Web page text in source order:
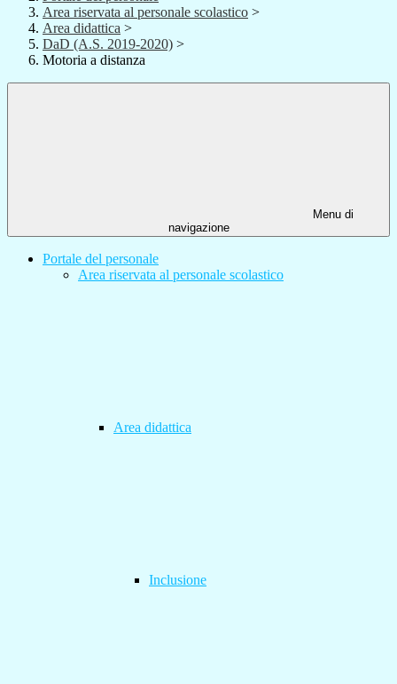
Area riservata al personale scolastico >
Area didattica >
DaD (A.S. 2019-2020) >
Motoria a distanza
Menu di
navigazione
Portale del personale
Area riservata al personale scolastico
Area didattica
Inclusione